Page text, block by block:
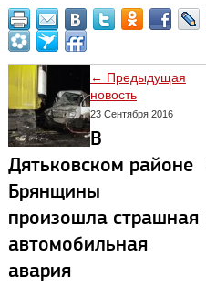
← Предыдущая
новость
23 Сентября 2016
В
Дятьковском районе
Брянщины
произошла страшная
автомобильная
авария